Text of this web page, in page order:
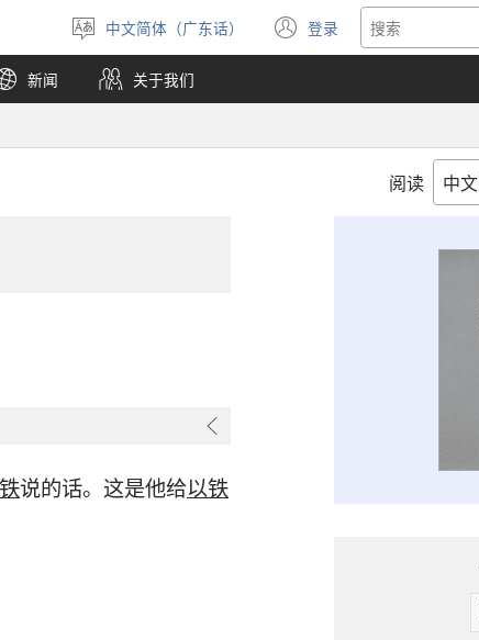
选
择
语
言
中文简体（广东话） 登录
（打
开
窗
新闻 关于我们
阅读
说的话。这是他给以铁